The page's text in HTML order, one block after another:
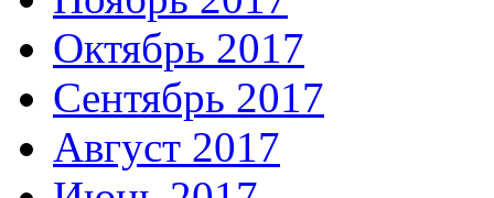
Октябрь 2017
Сентябрь 2017
Август 2017